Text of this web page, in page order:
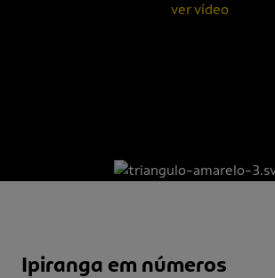
ver vídeo
Ipiranga em números